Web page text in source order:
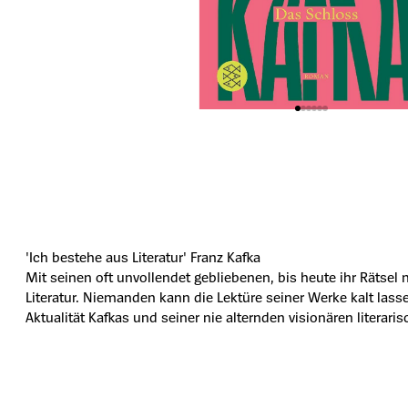
'Ich bestehe aus Literatur' Franz Kafka
Mit seinen oft unvollendet gebliebenen, bis heute ihr Rätsel
Literatur. Niemanden kann die Lektüre seiner Werke kalt
Aktualität Kafkas und seiner nie alternden visionären